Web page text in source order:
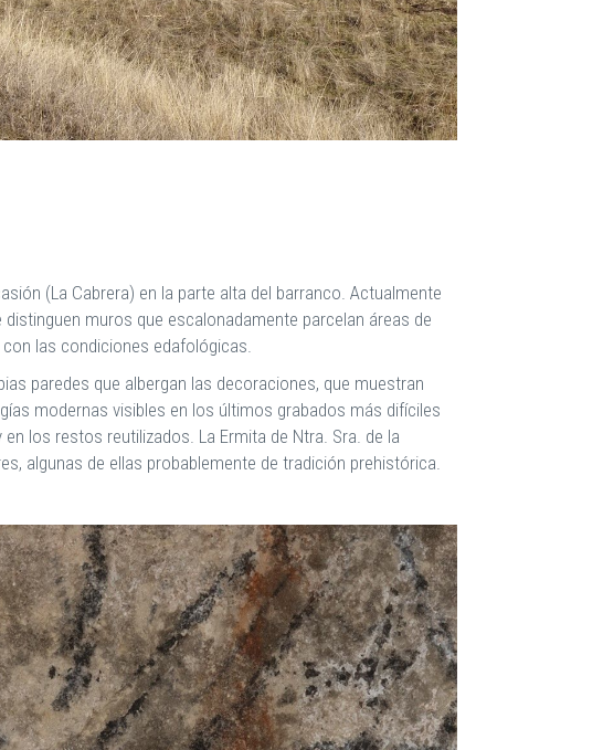
(La Cabrera) en la parte alta del barranco. Actualmente
muros que escalonadamente parcelan áreas de
las condiciones edafológicas.
paredes que albergan las decoraciones, que muestran
modernas visibles en los últimos grabados más difíciles
los restos reutilizados. La Ermita de Ntra. Sra. de la
algunas de ellas probablemente de tradición prehistórica.